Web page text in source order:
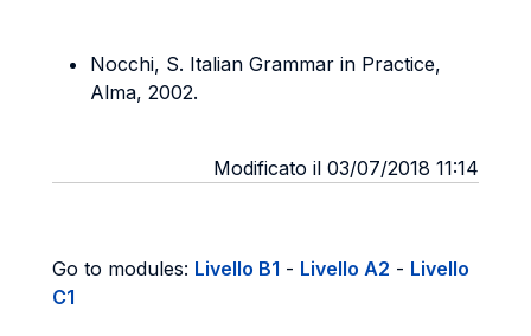
Nocchi, S. Italian Grammar in Practice,
Alma, 2002.
Modificato il 03/07/2018 11:14
Go to modules: Livello B1 - Livello A2 - Livello
C1